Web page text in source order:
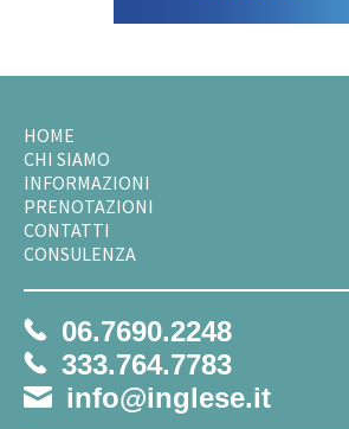
HOME
CHI SIAMO
INFORMAZIONI
PRENOTAZIONI
CONTATTI
CONSULENZA
06.7690.2248
333.764.7783
info@inglese.it